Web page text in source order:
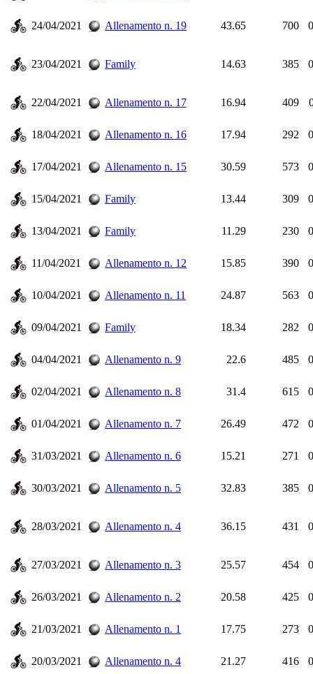
24/04/2021 Allenamento n. 19 43.65 700
23/04/2021 Family 14.63 385
22/04/2021 Allenamento n. 17 16.94 409
18/04/2021 Allenamento n. 16 17.94 292
17/04/2021 Allenamento n. 15 30.59 573
15/04/2021 Family 13.44 309
13/04/2021 Family 11.29 230
11/04/2021 Allenamento n. 12 15.85 390
10/04/2021 Allenamento n. 11 24.87 563
09/04/2021 Family 18.34 282
04/04/2021 Allenamento n. 9 22.6 485
02/04/2021 Allenamento n. 8 31.4 615
01/04/2021 Allenamento n. 7 26.49 472
31/03/2021 Allenamento n. 6 15.21 271
30/03/2021 Allenamento n. 5 32.83 385
28/03/2021 Allenamento n. 4 36.15 431
27/03/2021 Allenamento n. 3 25.57 454
26/03/2021 Allenamento n. 2 20.58 425
21/03/2021 Allenamento n. 1 17.75 273
20/03/2021 Allenamento n. 4 21.27 416